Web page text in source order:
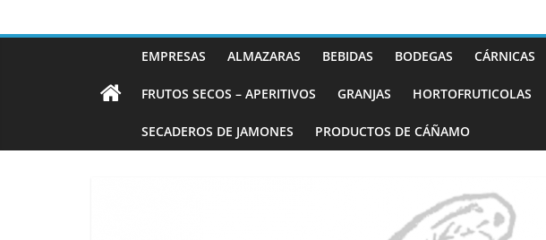
EMPRESAS ALMAZARAS BEBIDAS BODEGAS CÁRNICAS
FRUTOS SECOS – APERITIVOS GRANJAS HORTOFRUTICOLAS
SECADEROS DE JAMONES PRODUCTOS DE CÁÑAMO